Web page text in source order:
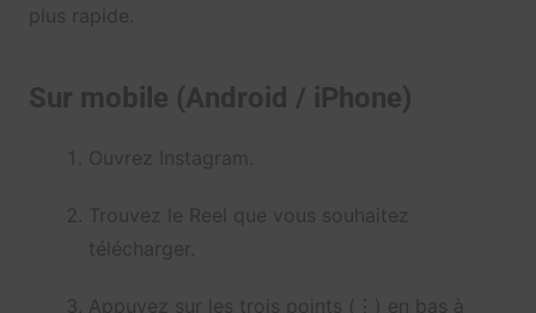
plus rapide.
Sur mobile (Android / iPhone)
Ouvrez Instagram.
Trouvez le Reel que vous souhaitez
télécharger.
Appuyez sur les trois points (⋮) en bas à